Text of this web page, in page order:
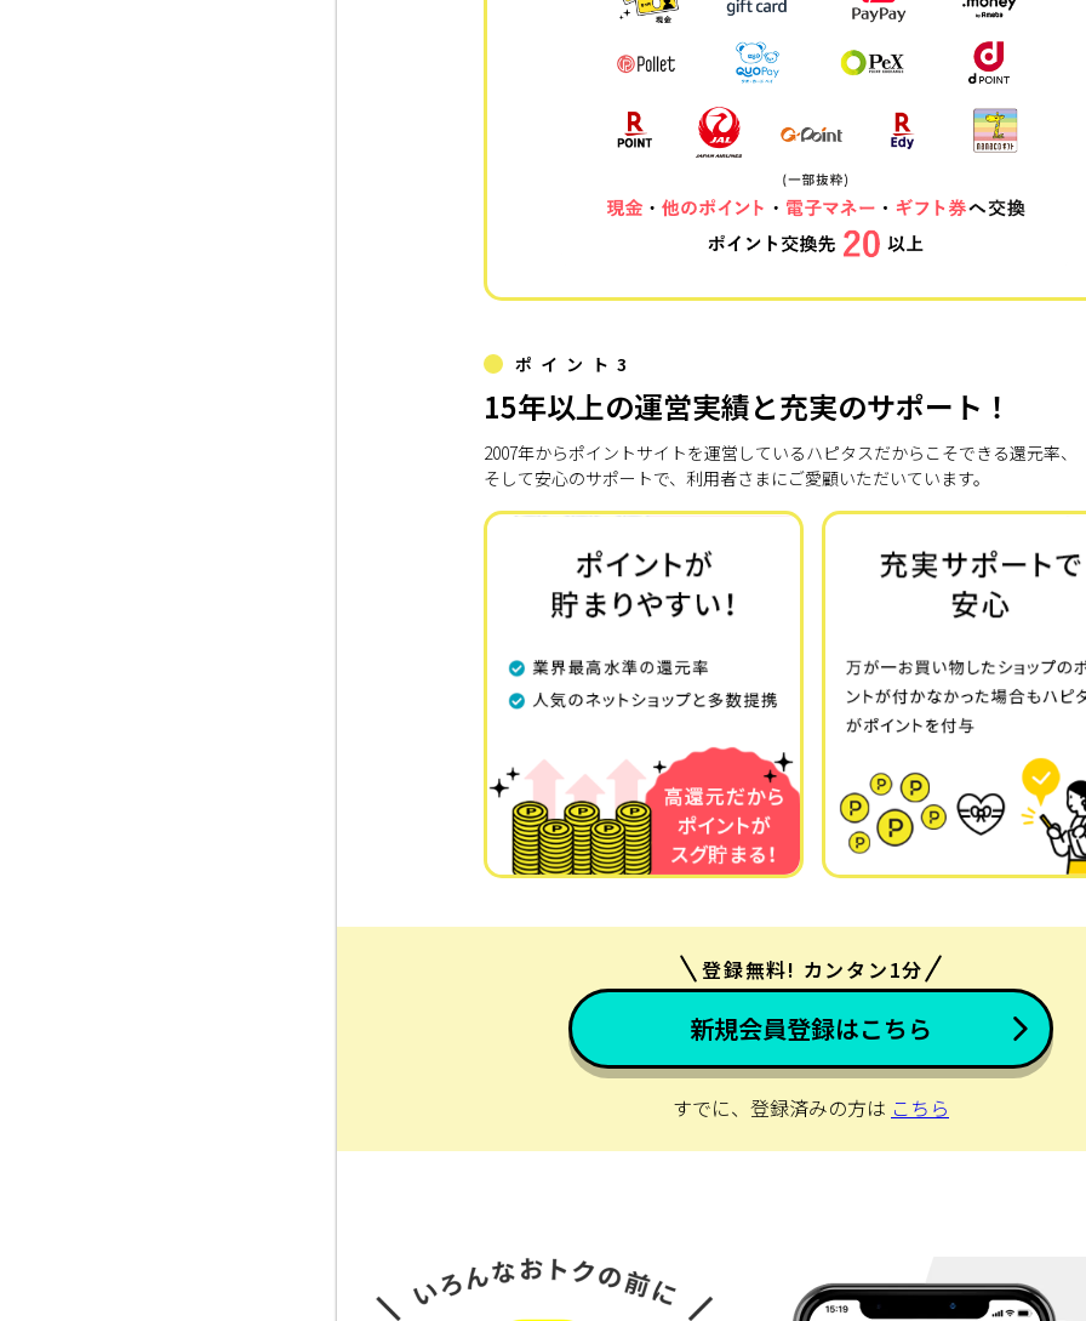
ポイント3
15年以上の運営実績と充実のサポート！
2007年からポイントサイトを運営しているハピタスだからこそできる還元率、
そして安心のサポートで、利用者さまにご愛顧いただいています。
登録無料! カンタン1分
新規会員登録はこちら
すでに、登録済みの方は こちら